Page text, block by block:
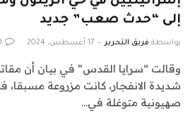
إلى “حدث صعب” جديد
بواسطة فريق التحرير 17 أغسطس، 2024
وقالت “سرايا القدس” في بيان أن
شديدة الانفجار، كانت مزروعة مسبقا،
صهيونية متوغلة في…